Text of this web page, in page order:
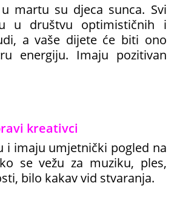
martu su djeca sunca. Svi
u društvu optimističnih i
a vaše dijete će biti ono
energiju. Imaju pozitivan
kreativci
i imaju umjetnički pogled na
se vežu za muziku, ples,
bilo kakav vid stvaranja.